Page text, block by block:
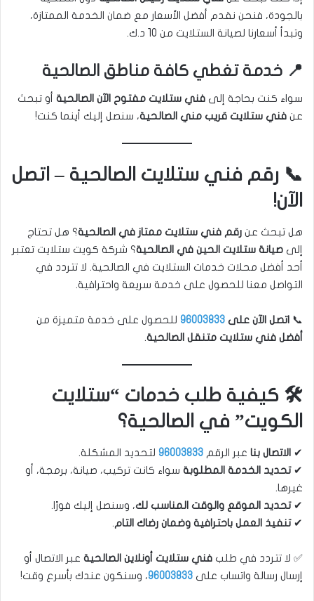
بالجودة، فنحن نقدم أفضل الأسعار مع ضمان الخدمة الممتازة،
وتبدأ أسعارنا لصيانة الستلايت من 10 د.ك.
📍 خدمة تغطي كافة مناطق الصالحية
سواء كنت بحاجة إلى فني ستلايت مفتوح الآن الصالحية أو تبحث
عن فني ستلايت قريب مني الصالحية، سنصل إليك أينما كنت!
📞 رقم فني ستلايت الصالحية – اتصل
الآن!
هل تبحث عن رقم فني ستلايت ممتاز في الصالحية؟ هل تحتاج
إلى صيانة ستلايت الحين في الصالحية؟ شركة كويت ستلايت تعتبر
أحد أفضل محلات خدمات الستلايت في الصالحية. لا تتردد في
التواصل معنا للحصول على خدمة سريعة واحترافية.
📞 اتصل الآن على 96003833 للحصول على خدمة متميزة من
أفضل فني ستلايت متنقل الصالحية.
🛠️ كيفية طلب خدمات “ستلايت
الكويت” في الصالحية؟
✔ الاتصال بنا عبر الرقم 96003833 لتحديد المشكلة.
✔تحديد الخدمة المطلوبة سواء كانت تركيب، صيانة، برمجة، أو
غيرها.
✔تحديد الموقع والوقت المناسب لك، وسنصل إليك فورًا.
✔تنفيذ العمل باحترافية وضمان رضاك التام.
✅ لا تتردد في طلب فني ستلايت أونلاين الصالحية عبر الاتصال أو
إرسال رسالة واتساب على 96003833، وسنكون عندك بأسرع وقت!